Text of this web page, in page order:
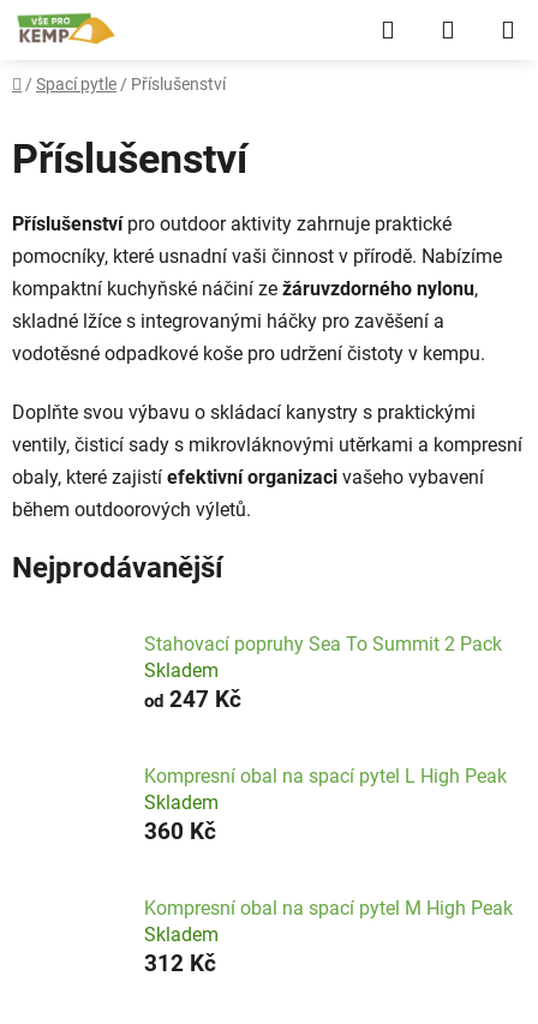
Přejít
na
Hledat
Domů
/ Spací pytle / Příslušenství
Příslušenství
Příslušenstvípro outdoor aktivity zahrnuje praktické
pomocníky, které usnadní vaši činnost v přírodě. Nabízíme
kompaktní kuchyňské náčiní ze žáruvzdorného nylonu,
skladné lžíce s integrovanými háčky pro zavěšení a
vodotěsné odpadkové koše pro udržení čistoty v kempu.
Doplňte svou výbavu o skládací kanystry s praktickými
ventily, čisticí sady s mikrovláknovými utěrkami a kompresní
obaly, které zajistí efektivní organizaci vašeho vybavení
během outdoorových výletů.
Nejprodávanější
Stahovací popruhy Sea To Summit 2 Pack
Skladem
od 247 Kč
Kompresní obal na spací pytel L High Peak
Skladem
360 Kč
Kompresní obal na spací pytel M High Peak
Skladem
312 Kč